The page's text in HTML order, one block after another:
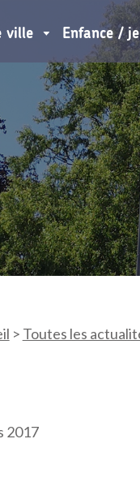
ville Enfance /
> Toutes les
2017